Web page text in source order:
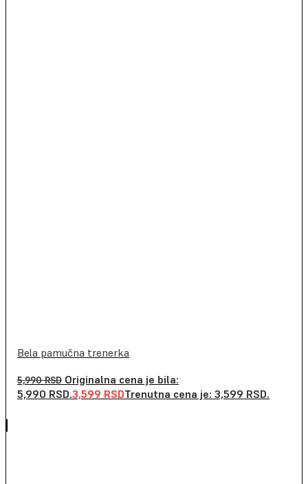
Bela pamučna trenerka
5,990RSD Originalna cena je bila:
5,990 RSD.3,599 RSDTrenutna cena je: 3,599 RSD.